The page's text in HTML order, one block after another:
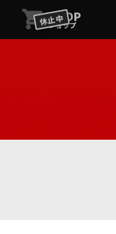
SHOP
ショップ
休止中